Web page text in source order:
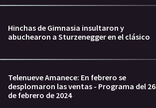
Hinchas de Gimnasia insultaron y
abuchearon a Sturzenegger en el clásico
Telenueve Amanece: En febrero se
desplomaron las ventas - Programa del 26
de febrero de 2024